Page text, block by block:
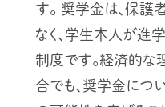
す。 奨学金は、保
なく、学生本人が進
制度です。経済的な
合でも、奨学金につ